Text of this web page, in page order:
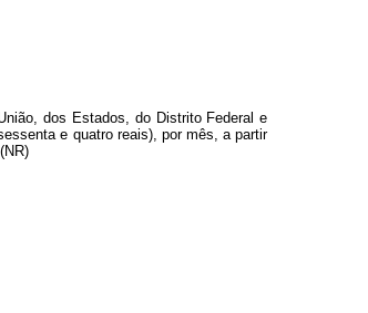
dos Estados, do Distrito Federal e
e quatro reais), por mês, a partir